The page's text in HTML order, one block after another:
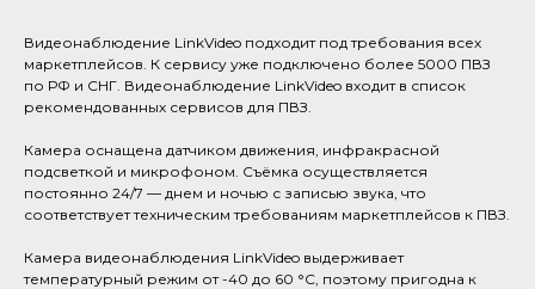
Видеонаблюдение LinkVideo подходит под требования всех
маркетплейсов. К сервису уже подключено более 5000 ПВЗ
по РФ и СНГ. Видеонаблюдение LinkVideo входит в список
рекомендованных сервисов для ПВЗ.
Камера оснащена датчиком движения, инфракрасной
подсветкой и микрофоном. Съёмка осуществляется
постоянно 24/7 — днем и ночью с записью звука, что
соответствует техническим требованиям маркетплейсов к ПВЗ.
Камера видеонаблюдения LinkVideo выдерживает
температурный режим от -40 до 60 °C, поэтому пригодна к